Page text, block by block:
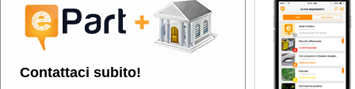
Contattaci subito!